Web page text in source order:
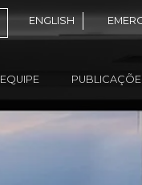
ENGLISH
EQUIPE